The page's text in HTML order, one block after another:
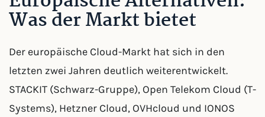
Was der Markt bietet
Der europäische Cloud-Markt hat sich in den
letzten zwei Jahren deutlich weiterentwickelt.
STACKIT (Schwarz-Gruppe), Open Telekom Cloud (T-
Systems), Hetzner Cloud, OVHcloud und IONOS